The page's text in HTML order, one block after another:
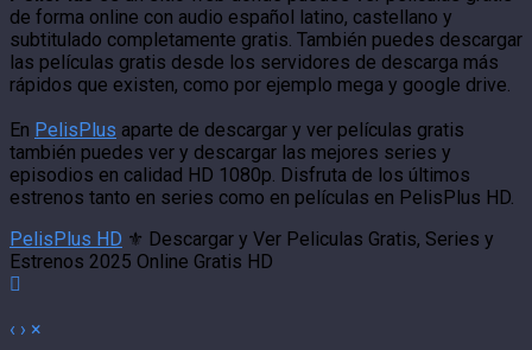
de forma online con audio español latino, castellano y
subtitulado completamente gratis. También puedes descargar
las películas gratis desde los servidores de descarga más
rápidos que existen, como por ejemplo mega y google drive.
En PelisPlus aparte de descargar y ver películas gratis
también puedes ver y descargar las mejores series y
episodios en calidad HD 1080p. Disfruta de los últimos
estrenos tanto en series como en películas en PelisPlus HD.
PelisPlus HD ⚜️ Descargar y Ver Peliculas Gratis, Series y
Estrenos 2025 Online Gratis HD
‹ › ×